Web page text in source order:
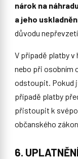
nárok na
a jeho
důvodu
V případě platby
nebo při osobním
odstoupit. Pokud
případě platby
přistoupit k
občanského
6.